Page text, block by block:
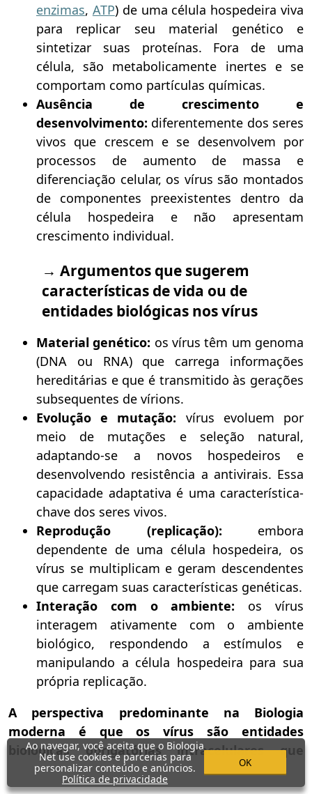
enzimas, ATP) de uma célula hospedeira viva
para replicar seu material genético e
sintetizar suas proteínas. Fora de uma
célula, são metabolicamente inertes e se
comportam como partículas químicas.
Ausência de crescimento e
desenvolvimento: diferentemente dos seres
vivos que crescem e se desenvolvem por
processos de aumento de massa e
diferenciação celular, os vírus são montados
de componentes preexistentes dentro da
célula hospedeira e não apresentam
crescimento individual.
→ Argumentos que sugerem
características de vida ou de
entidades biológicas nos vírus
Material genético: os vírus têm um genoma
(DNA ou RNA) que carrega informações
hereditárias e que é transmitido às gerações
subsequentes de vírions.
Evolução e mutação: vírus evoluem por
meio de mutações e seleção natural,
adaptando-se a novos hospedeiros e
desenvolvendo resistência a antivirais. Essa
capacidade adaptativa é uma característica-
chave dos seres vivos.
Reprodução (replicação): embora
dependente de uma célula hospedeira, os
vírus se multiplicam e geram descendentes
que carregam suas características genéticas.
Interação com o ambiente: os vírus
interagem ativamente com o ambiente
biológico, respondendo a estímulos e
manipulando a célula hospedeira para sua
própria replicação.
A perspectiva predominante na Biologia
moderna é que os vírus são entidades
biológicas obrigatórias intracelulares que
estão na fronteira entre o vivo e o não vivo
Eles exibem algumas características de vida
Ao navegar, você aceita que o Biologia
Net use cookies e parcerias para
personalizar conteúdo e anúncios.
Política de privacidade
OK